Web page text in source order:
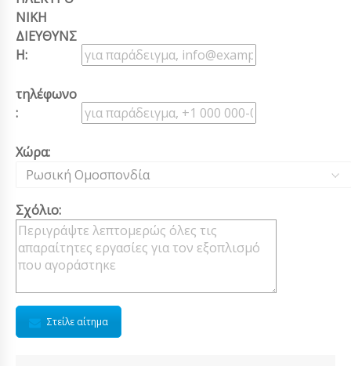
ΝΙΚΗ
ΔΙΕΥΘΥΝΣ
Η:
τηλέφωνο
:
Χώρα:
Ρωσική Ομοσπονδία
Σχόλιο:
Στείλε αίτημα